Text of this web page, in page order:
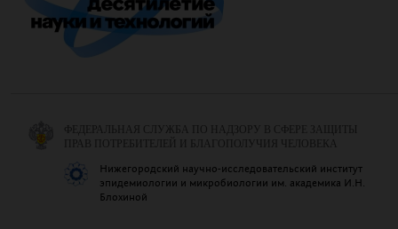
ФЕДЕРАЛЬНАЯ СЛУЖБА ПО НАДЗОРУ В СФЕРЕ ЗАЩИТЫ
ПРАВ ПОТРЕБИТЕЛЕЙ И БЛАГОПОЛУЧИЯ ЧЕЛОВЕКА
Нижегородский научно-исследовательский институт
эпидемиологии и микробиологии им. академика И.Н.
Блохиной